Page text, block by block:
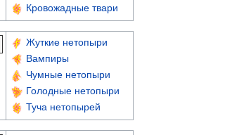
Кровожадные твари
Жуткие нетопыри
Вампиры
Чумные нетопыри
Голодные нетопыри
Туча нетопырей